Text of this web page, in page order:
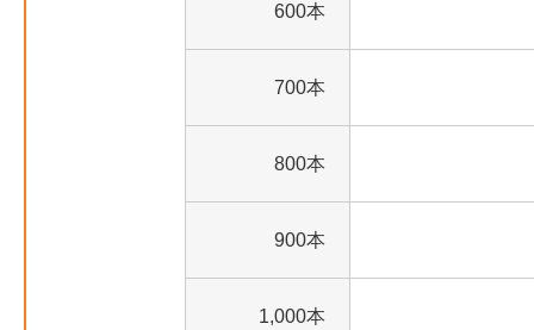
600本
700本
800本
900本
1,000本